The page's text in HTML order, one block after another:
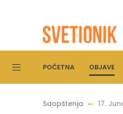
POČETNA OBJAVE
Saopštenja 17.